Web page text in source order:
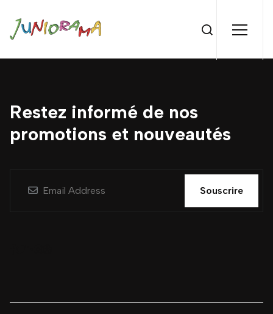
Restez informé de nos
promotions et nouveautés
Souscrire